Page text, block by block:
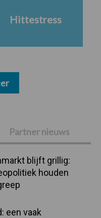
Partner nieuws
blijft grillig:
houden
een vaak
Hittestress